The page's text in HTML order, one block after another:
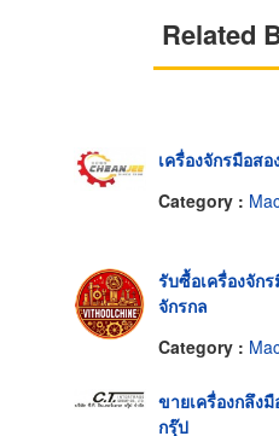
Related
เครื่องจักรมือส
Category :
รับซื้อเครื่องจัก
จักรกล
Category :
ขายเครื่องกลึง
กรุ๊ป